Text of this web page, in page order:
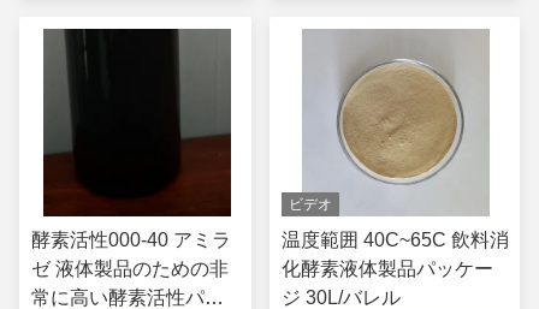
酵素活性000-40 アミラ
ゼ 液体製品のための非
常に高い酵素活性パッ
ビデオ
温度範囲 40C~65C 飲料消
化酵素液体製品パッケー
ジ 30L/バレル